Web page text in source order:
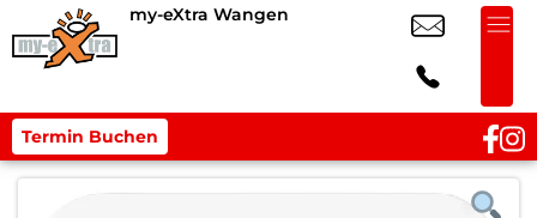
my-eXtra Wangen
Termin Buchen